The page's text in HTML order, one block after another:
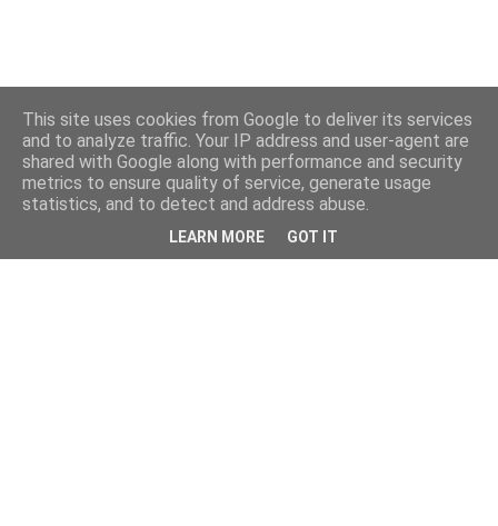
This site uses cookies from Google to deliver its services
and to analyze traffic. Your IP address and user-agent are
shared with Google along with performance and security
metrics to ensure quality of service, generate usage
statistics, and to detect and address abuse.
LEARN MORE GOT IT